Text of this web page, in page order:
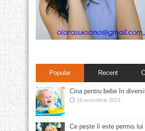
Popular Recent
Cina pentru bebe în
16 octombrie 2023
Ce pește îi este permis lui